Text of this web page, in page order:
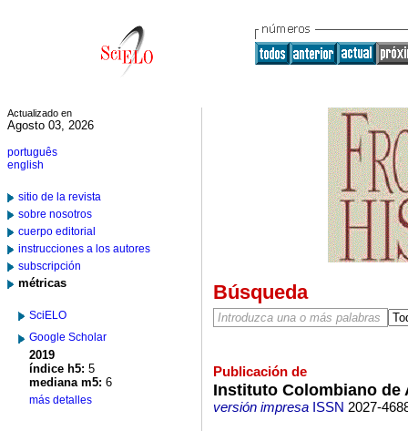
Actualizado en
Agosto 03, 2026
português
english
sitio de la revista
sobre nosotros
cuerpo editorial
instrucciones a los autores
subscripción
métricas
SciELO
Google Scholar
2019
índice h5: 5
mediana m5: 6
más detalles
Búsqueda
Publicación de
Instituto Colombiano
versión impresaISSN 2027-